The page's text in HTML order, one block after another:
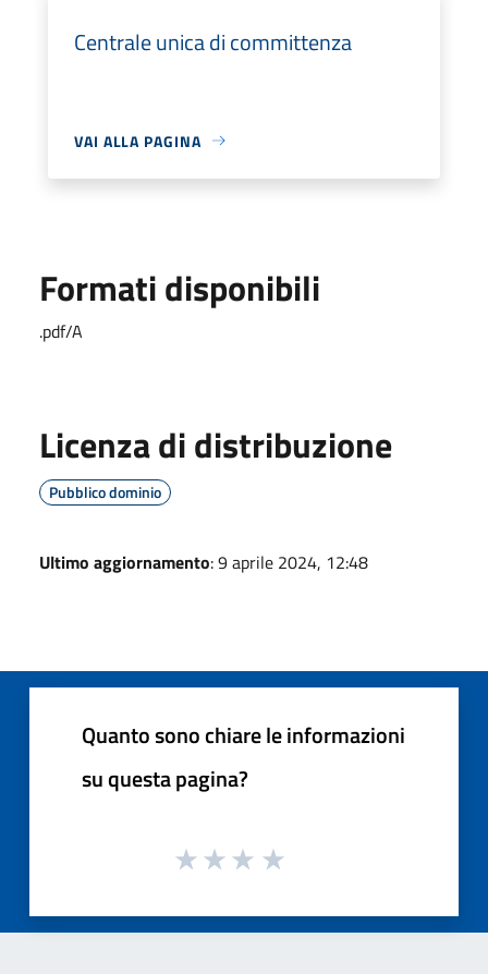
Centrale unica di committenza
VAI ALLA PAGINA
Formati disponibili
.pdf/A
Licenza di distribuzione
Pubblico dominio
Ultimo aggiornamento: 9 aprile 2024, 12:48
Quanto sono chiare le informazioni
su questa pagina?